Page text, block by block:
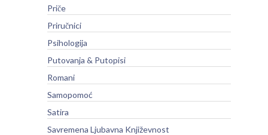
Priče
Priručnici
Psihologija
Putovanja & Putopisi
Romani
Samopomoć
Satira
Savremena Ljubavna Književnost